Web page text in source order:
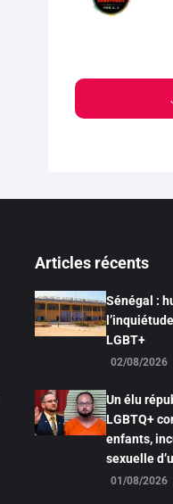
Articles récents
Sénégal :
LGBT+
02/08/2026
Un élu
LGBTQ+
enfants,
sexuelle
01/08/2026